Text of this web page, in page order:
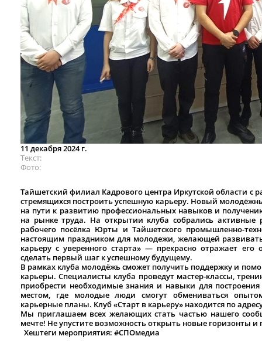
11 декабря 2024 г.
Текст
Фото
Тайшетский филиал Кадрового центра Иркутской области с
стремящихся построить успешную карьеру. Новый
на пути к развитию профессиональных навыков и
на рынке труда. На открытии клуба собрались
рабочего посёлка Юрты и Тайшетского промышленно-
настоящим праздником для молодежи, желающей
карьеру с уверенного старта» — прекрасно отражает
сделать первый шаг к успешному будущему.
В рамках клуба молодёжь сможет получить поддержку и
карьеры. Специалисты клуба проведут мастер-классы,
приобрести необходимые знания и навыки для
местом, где молодые люди смогут обмениваться
карьерные планы. Клуб «Старт в карьеру» находится по
Мы приглашаем всех желающих стать частью нашего
мечте! Не упустите возможность открыть новые горизонты и
Хештеги мероприятия: #СПОмедиа